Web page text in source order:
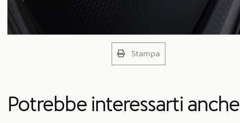
Stampa
Potrebbe interessarti anche